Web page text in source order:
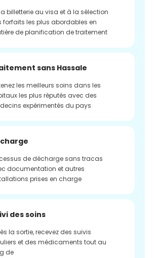
billetterie au visa et à la sélection
forfaits les plus abordables en
de planification de traitement
sans Hassale
les meilleurs soins dans les
les plus réputés avec des
expérimentés du pays
de décharge sans tracas
documentation et autres
prises en charge
des soins
la sortie, recevez des suivis
et des médicaments tout au
de